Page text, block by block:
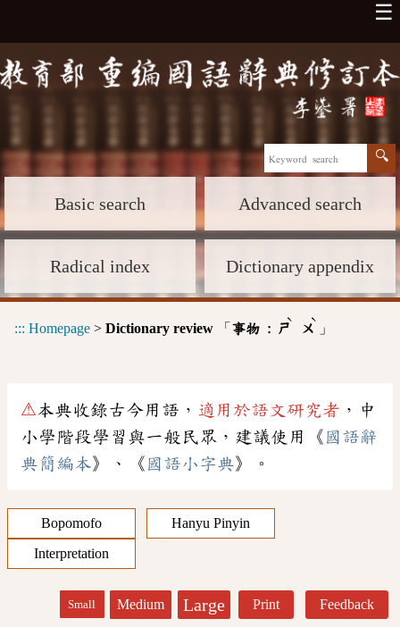
☰
Basic search Advanced search
Radical index Dictionary appendix
::: Homepage > Dictionary review 「 事物 : ㄕ
ˋ
ㄨ
ˋ
」
⚠本典收錄古今用語， 適用於語文研究者 ，中
小學階段學習與一般民眾，建議使用《 國語辭
典簡編本》、《 國語小字典》。
Bopomofo
Hanyu Pinyin
Interpretation
Small Medium Large Print Feedback